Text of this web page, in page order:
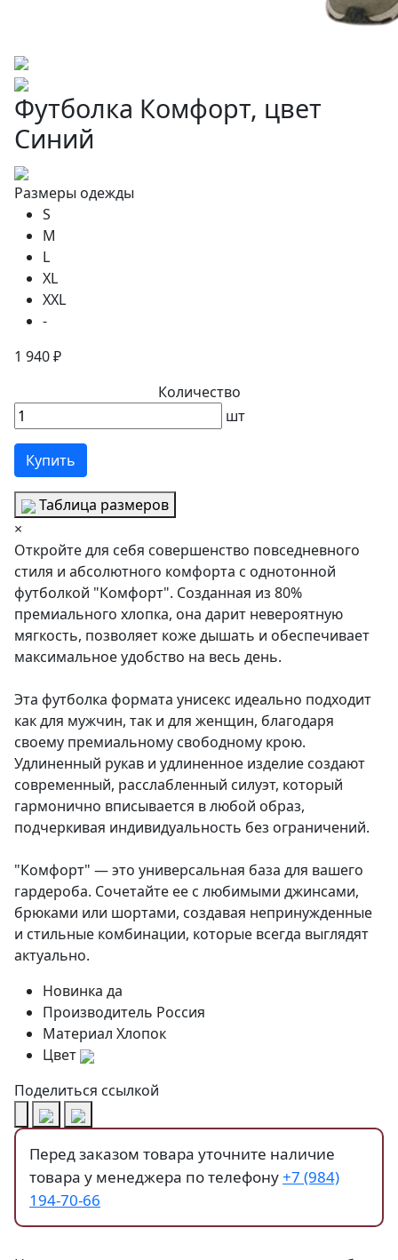
Футболка Комфорт, цвет
Синий
Размеры одежды
S
M
L
XL
XXL
-
1 940 ₽
Количество
шт
Купить
Таблица размеров
×
Откройте для себя совершенство повседневного
стиля и абсолютного комфорта с однотонной
футболкой "Комфорт". Созданная из 80%
премиального хлопка, она дарит невероятную
мягкость, позволяет коже дышать и обеспечивает
максимальное удобство на весь день.
Эта футболка формата унисекс идеально подходит
как для мужчин, так и для женщин, благодаря
своему премиальному свободному крою.
Удлиненный рукав и удлиненное изделие создают
современный, расслабленный силуэт, который
гармонично вписывается в любой образ,
подчеркивая индивидуальность без ограничений.
"Комфорт" — это универсальная база для вашего
гардероба. Сочетайте ее с любимыми джинсами,
брюками или шортами, создавая непринужденные
и стильные комбинации, которые всегда выглядят
актуально.
Новинка да
Производитель Россия
Материал Хлопок
Цвет
Поделиться ссылкой
Перед заказом товара уточните наличие
товара у менеджера по телефону+7 (984)
194-70-66